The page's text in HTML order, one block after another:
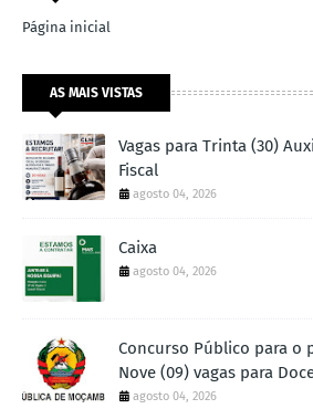
Página inicial
AS MAIS VISTAS
Vagas para Trinta (30)
Fiscal
agosto 04, 2026
Caixa
agosto 04, 2026
Concurso Público para o
Nove (09) vagas para
agosto 04, 2026